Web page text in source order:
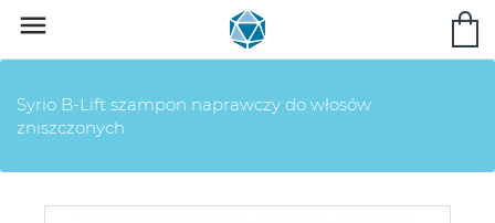

Syrio B-Lift szampon naprawczy do włosów
zniszczonych